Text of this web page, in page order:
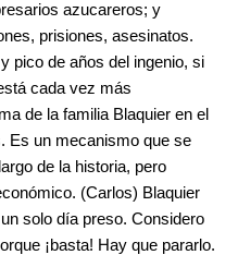
azucareros; y
prisiones, asesinatos.
pico de años del ingenio, si
cada vez más
de la familia Blaquier en el
Es un mecanismo que se
de la historia, pero
(Carlos) Blaquier
solo día preso. Considero
¡basta! Hay que pararlo.